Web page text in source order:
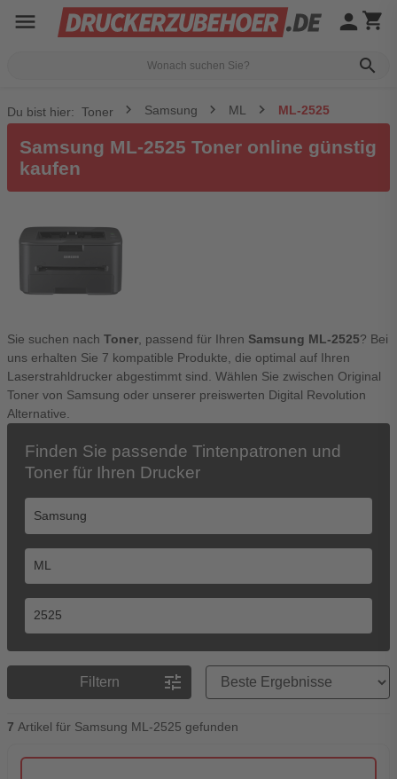
menu
search
person shopping_cart
Du bist hier: Toner Samsung ML ML-2525
Samsung ML-2525 Toner online günstig
kaufen
Sie suchen nach Toner , passend für Ihren Samsung ML-2525? Bei
uns erhalten Sie 7 kompatible Produkte, die optimal auf Ihren
Laserstrahldrucker abgestimmt sind. Wählen Sie zwischen Original
Toner von Samsung oder unserer preiswerten Digital Revolution
Alternative.
Finden Sie passende Tintenpatronen und
Toner für Ihren Drucker
Filtern tune
Preisreihenfolge
7 Artikel für Samsung ML-2525 gefunden